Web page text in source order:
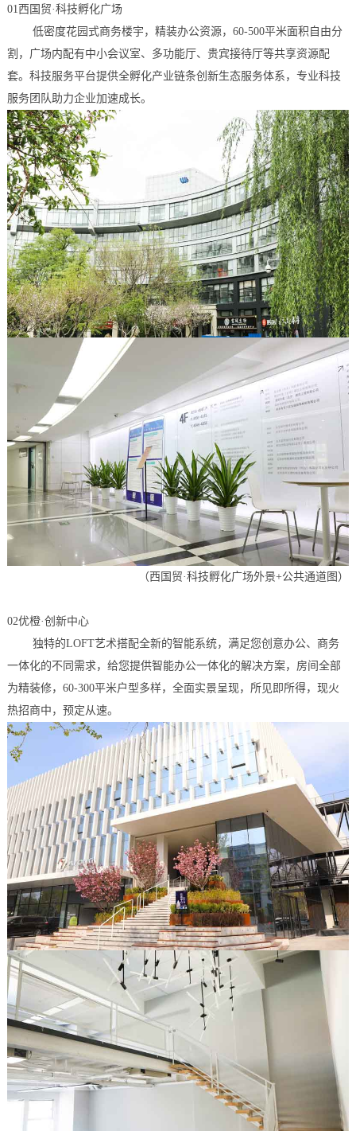
01西国贸·科技孵化广场
低密度花园式商务楼宇，精装办公资源，60-500平米面积自由分
割，广场内配有中小会议室、多功能厅、贵宾接待厅等共享资源配
套。科技服务平台提供全孵化产业链条创新生态服务体系，专业科技
服务团队助力企业加速成长。
（西国贸·科技孵化广场外景+公共通道图 ）
02优橙·创新中心
独特的LOFT艺术搭配全新的智能系统，满足您创意办公、商务
一体化的不同需求，给您提供智能办公一体化的解决方案，房间全部
为精装修，60-300平米户型多样，全面实景呈现，所见即所得，现火
热招商中，预定从速。